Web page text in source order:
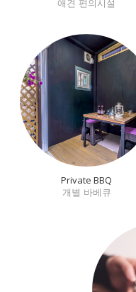
애견 편의시설
Private BBQ
개별 바베큐